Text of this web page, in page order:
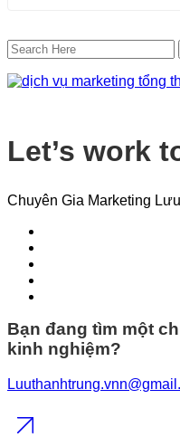
Let’s work
Chuyên Gia Marketing
Bạn đang tìm một
kinh nghiệm?